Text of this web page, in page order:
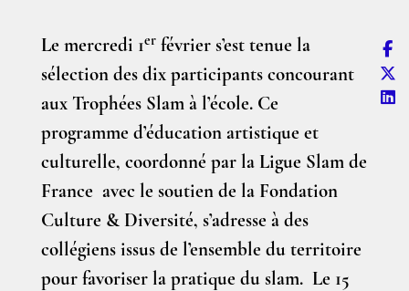
Le mercredi 1erfévrier s’est tenue la
sélection des dix participants concourant
aux Trophées Slam à l’école. Ce
programme d’éducation artistique et
culturelle, coordonné par la Ligue Slam de
France avec le soutien de la Fondation
Culture & Diversité, s’adresse à des
collégiens issus de l’ensemble du territoire
pour favoriser la pratique du slam. Le 15